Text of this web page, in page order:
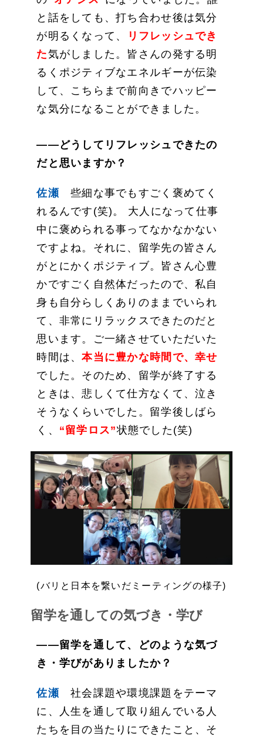
と話をしても、打ち合わせ後は気分
が明るくなって、
リフレッシュでき
た気がしました。皆さんの発する明
るくポジティブなエネルギーが伝染
して、こちらまで前向きでハッピー
な気分になることができました。
——どうしてリフレッシュできたの
だと思いますか？
佐瀬 些細な事でもすごく褒めてく
れるんです(笑)。 大人になって仕事
中に褒められる事ってなかなかない
ですよね。それに、留学先の皆さん
がとにかくポジティブ。皆さん心豊
かですごく自然体だったので、私自
身も自分らしくありのままでいられ
て、非常にリラックスできたのだと
思います。ご一緒させていただいた
時間は、本当に豊かな時間で、幸せ
でした。そのため、留学が終了する
ときは、悲しくて仕方なくて、泣き
そうなくらいでした。留学後しばら
く、 “留学ロス”状態でした(笑)
(バリと日本を繋いだミーティングの様子)
留学を通しての気づき・学び
——留学を通して、どのような気づ
き・学びがありましたか？
佐瀬 社会課題や環境課題をテーマ
に、人生を通して取り組んでいる人
たちを目の当たりにできたこと、そ